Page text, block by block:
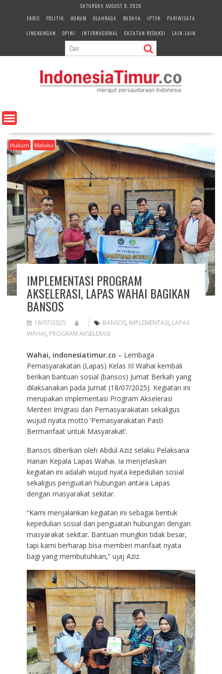
e
n
SATURDAY, AUGUST 8, 2026
EKBIS
POLITIK HUKUM OLAHRAGA BUDAYA IPTEK
PARIWISATA
LINGKUNGAN
OPINI INTERNASIONAL CATATAN REDAKSI LAIN-LAIN
Hukum Maluku
IMPLEMENTASI PROGRAM
AKSELERASI, LAPAS WAHAI BAGIKAN
BANSOS
18/07/2025 BANSOS, IMPLEMENTASI, LAPAS
WAHAI, PROGRAM AKSELERASI
Wahai, indonesiatimur.co – Lembaga
Pemasyarakatan (Lapas) Kelas III Wahai kembali
berikan bantuan sosial (bansos) Jumat Berkah yang
dilaksanakan pada Jumat (18/07/2025). Kegiatan ini
merupakan implementasi Program Akselerasi
Menteri Imigrasi dan Pemasyarakatan sekaligus
wujud nyata motto ‘Pemasyarakatan Pasti
Bermanfaat untuk Masyarakat‘.
Bansos diberikan oleh Abdul Aziz selaku Pelaksana
Harian Kepala Lapas Wahai. Ia menjelaskan
kegiatan ini adalah wujud nyata kepedulian sosial
sekaligus penguatan hubungan antara Lapas
dengan masyarakat sekitar.
“Kami menjalankan kegiatan ini sebagai bentuk
kepedulian sosial dan penguatan hubungan dengan
masyarakat sekitar. Bantuan mungkin tidak besar,
tapi kami berharap bisa memberi manfaat nyata
bagi yang membutuhkan,” ujaj Aziz.